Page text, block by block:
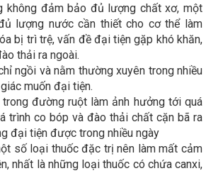
không đảm bảo đủ lượng chất xơ, một
lượng nước cần thiết cho cơ thể làm
bị trì trệ, vấn đề đại tiện gặp khó khăn,
thải ra ngoài.
ngồi và nằm thường xuyên trong nhiều
muốn đại tiện.
đường ruột làm ảnh hưởng tới quá
trình co bóp và đào thải chất cặn bã ra
đại tiện được trong nhiều ngày
số loại thuốc đặc trị nên làm mất cảm
nhất là những loại thuốc có chứa canxi,